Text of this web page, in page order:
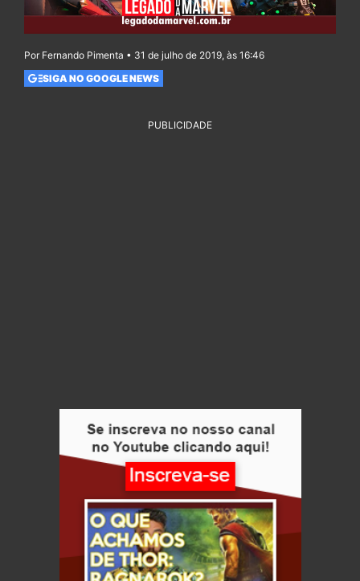
Por Fernando Pimenta • 31 de julho de 2019, às 16:46
SIGA NO GOOGLE NEWS
PUBLICIDADE